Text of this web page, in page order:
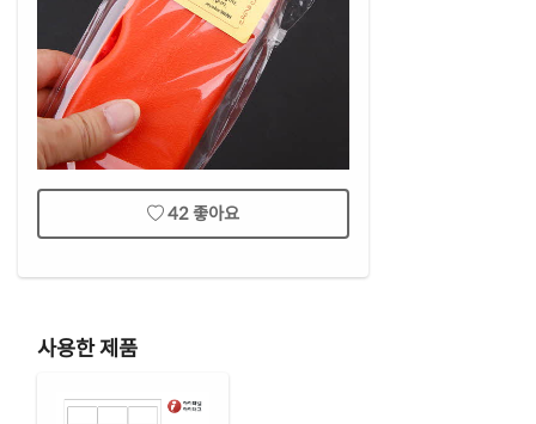
42좋아요
사용한 제품